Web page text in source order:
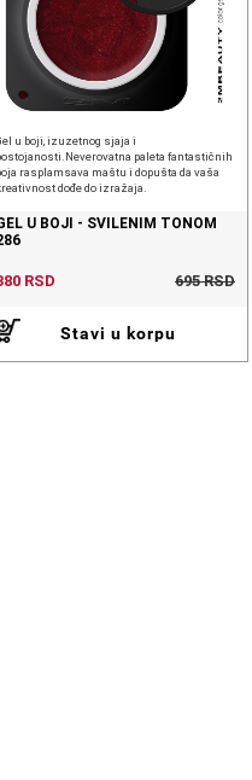
u boji, izuzetnog sjaja i
paleta fantastičnih
rasplamsava maštu i dopušta da vaša
dođe do izražaja.
U BOJI - SVILENIM TONOM
RSD 695 RSD
Stavi u korpu